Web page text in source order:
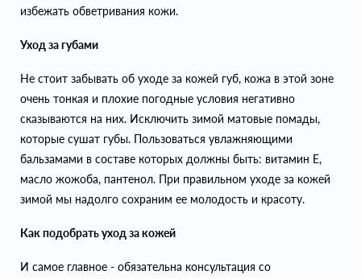
избежать обветривания кожи.
Уход за губами
Не стоит забывать об уходе за кожей губ, кожа в этой зоне
очень тонкая и плохие погодные условия негативно
сказываются на них. Исключить зимой матовые помады,
которые сушат губы. Пользоваться увлажняющими
бальзамами в составе которых должны быть: витамин Е,
масло жожоба, пантенол. При правильном уходе за кожей
зимой мы надолго сохраним ее молодость и красоту.
Как подобрать уход за кожей
И самое главное - обязательна консультация со